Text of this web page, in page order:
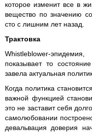
которое изменит все в
вещество по значению
сто с лишним лет назад.
Трактовка
Whistleblower-
показывает то
завела актуальная
Когда политика
важной функцией
это не заставит себя
самолюбовании
девальвация доверия